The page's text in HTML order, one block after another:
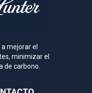
mejorar el
minimizar el
de carbono.